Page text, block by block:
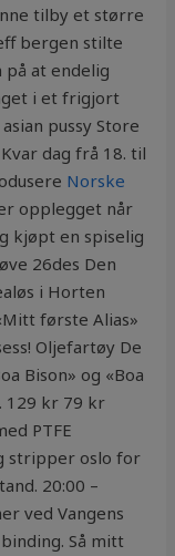
tilby et større
bergen stilte
at endelig
i et frigjort
pussy Store
dag frå 18. til
Norske
opplegget når
kjøpt en spiselig
26des Den
i Horten
første Alias»
Oljefartøy De
Bison» og «Boa
129 kr 79 kr
PTFE
stripper oslo for
20:00 –
ved Vangens
Så mitt